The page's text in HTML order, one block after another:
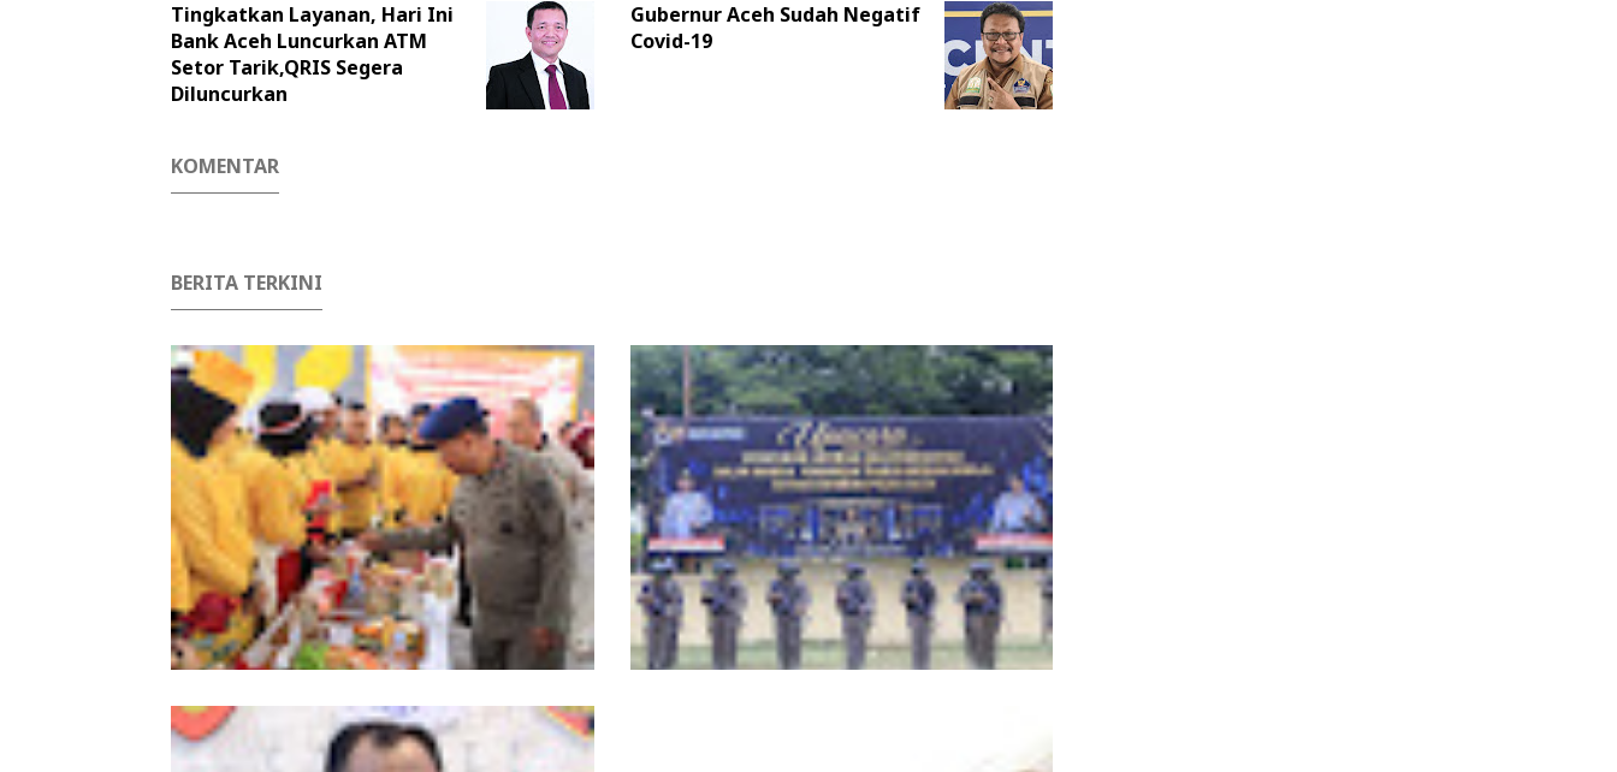
Tingkatkan Layanan, Hari Ini
Bank Aceh Luncurkan ATM
Setor Tarik,QRIS Segera
Diluncurkan
Gubernur Aceh Sudah Negatif
Covid-19
KOMENTAR
BERITA TERKINI